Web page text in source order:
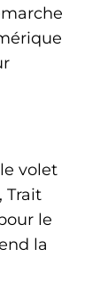
volet
Trait
le
la